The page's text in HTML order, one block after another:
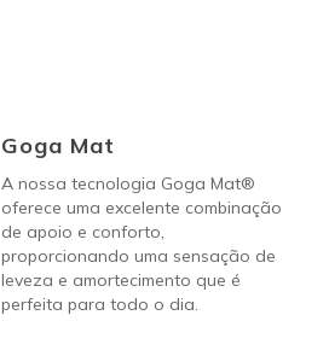
Goga Mat
A nossa tecnologia Goga Mat®
oferece uma excelente combinação
de apoio e conforto,
proporcionando uma sensação de
leveza e amortecimento que é
perfeita para todo o dia.